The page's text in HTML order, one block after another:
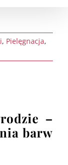
, Pielęgnacja,
–
barw